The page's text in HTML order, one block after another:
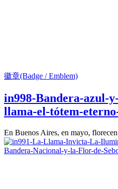
徽章(Badge / Emblem)
in998-Bandera-azul-
llama-el-tótem-
En Buenos Aires, en mayo,